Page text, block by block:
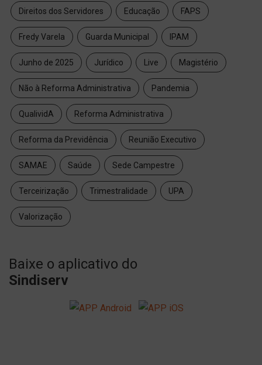
Direitos dos Servidores Educação FAPS
Fredy Varela Guarda Municipal IPAM
Junho de 2025 Jurídico Live Magistério
Não à Reforma Administrativa Pandemia
QualividA Reforma Administrativa
Reforma da Previdência Reunião Executivo
SAMAE Saúde Sede Campestre
Terceirização Trimestralidade UPA
Valorização
Baixe o aplicativo do
Sindiserv